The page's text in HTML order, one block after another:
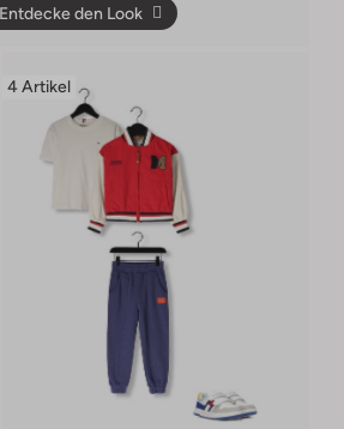
Entdecke den Look
4 Artikel